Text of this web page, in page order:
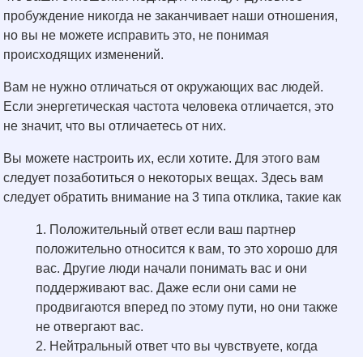
пробуждение никогда не заканчивает наши отношения,
но вы не можете исправить это, не понимая
происходящих изменений.
Вам не нужно отличаться от окружающих вас людей.
Если энергетическая частота человека отличается, это
не значит, что вы отличаетесь от них.
Вы можете настроить их, если хотите. Для этого вам
следует позаботиться о некоторых вещах. Здесь вам
следует обратить внимание на 3 типа отклика, такие как
Положительный ответ если ваш партнер
положительно относится к вам, то это хорошо для
вас. Другие люди начали понимать вас и они
поддерживают вас. Даже если они сами не
продвигаются вперед по этому пути, но они также
не отвергают вас.
Нейтральный ответ что вы чувствуете, когда